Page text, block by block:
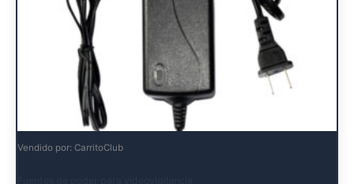
Vendido por: CarritoClub